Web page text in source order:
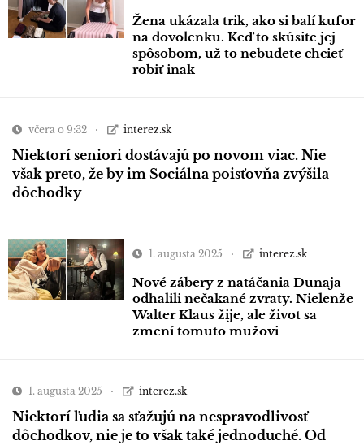
Žena ukázala trik, ako si balí kufor
na dovolenku. Keď to skúsite jej
spôsobom, už to nebudete chcieť
robiť inak
včera o 9:32 interez.sk
Niektorí seniori dostávajú po novom viac. Nie
však preto, že by im Sociálna poisťovňa zvýšila
dôchodky
1. augusta 2025 interez.sk
Nové zábery z natáčania Dunaja
odhalili nečakané zvraty. Nielenže
Walter Klaus žije, ale život sa
zmení tomuto mužovi
1. augusta 2025 interez.sk
Niektorí ľudia sa sťažujú na nespravodlivosť
dôchodkov, nie je to však také jednoduché. Od